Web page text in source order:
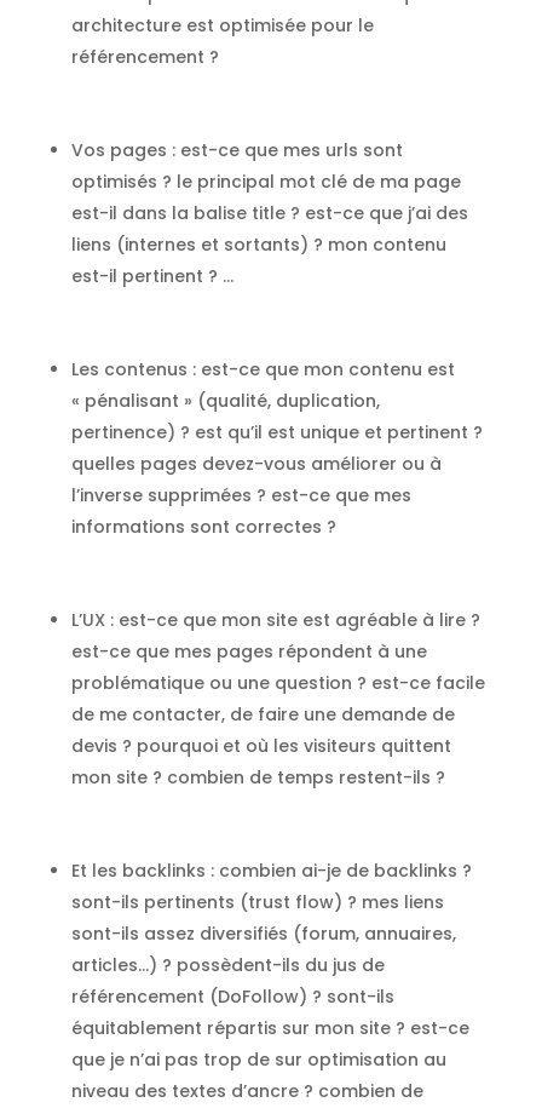
architecture est optimisée pour le
référencement ?
Vos pages : est-ce que mes urls sont
optimisés ? le principal mot clé de ma page
est-il dans la balise title ? est-ce que j’ai des
liens (internes et sortants) ? mon contenu
est-il pertinent ? …
Les contenus : est-ce que mon contenu est
« pénalisant » (qualité, duplication,
pertinence) ? est qu’il est unique et pertinent ?
quelles pages devez-vous améliorer ou à
l’inverse supprimées ? est-ce que mes
informations sont correctes ?
L’UX: est-ce que mon site est agréable à lire ?
est-ce que mes pages répondent à une
problématique ou une question ? est-ce facile
de me contacter, de faire une demande de
devis ? pourquoi et où les visiteurs quittent
mon site ? combien de temps restent-ils ?
Et les backlinks : combien ai-je de backlinks ?
sont-ils pertinents (trust flow) ? mes liens
sont-ils assez diversifiés (forum, annuaires,
articles…) ? possèdent-ils du jus de
référencement (DoFollow) ? sont-ils
équitablement répartis sur mon site ? est-ce
que je n’ai pas trop de sur optimisation au
niveau des textes d’ancre ? combien de